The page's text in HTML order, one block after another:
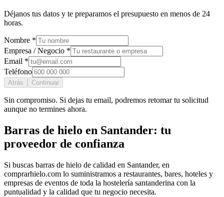
Déjanos tus datos y te preparamos el presupuesto en menos de 24
horas.
Nombre *
Empresa / Negocio *
Email *
Teléfono
Atrás Continuar
Sin compromiso. Si dejas tu email, podremos retomar tu solicitud
aunque no termines ahora.
Barras de hielo en Santander: tu
proveedor de confianza
Si buscas barras de hielo de calidad en Santander, en
comprarhielo.com lo suministramos a restaurantes, bares, hoteles y
empresas de eventos de toda la hostelería santanderina con la
puntualidad y la calidad que tu negocio necesita.